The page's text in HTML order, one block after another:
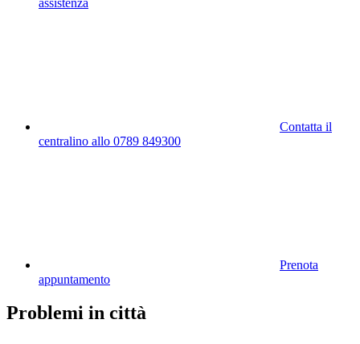
Contatta il
centralino allo 0789 849300
Prenota
appuntamento
Problemi in città